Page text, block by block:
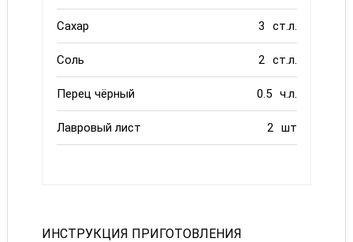
Сахар 3 ст.л.
Соль 2 ст.л.
Перец чёрный 0.5 ч.л.
Лавровый лист 2 шт
ИНСТРУКЦИЯ ПРИГОТОВЛЕНИЯ